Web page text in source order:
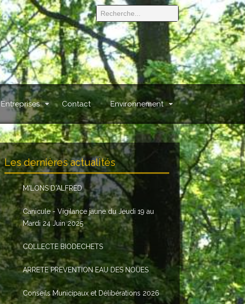
Entreprises Contact Environnement
Les dernières actualités
M'LONS D'ALFRED
Canicule - Vigilance jaune du Jeudi 19 au
Mardi 24 Juin 2025
COLLECTE BIODECHETS
ARRETE PREVENTION EAU DES NOUES
Conseils Municipaux et Délibérations 2026